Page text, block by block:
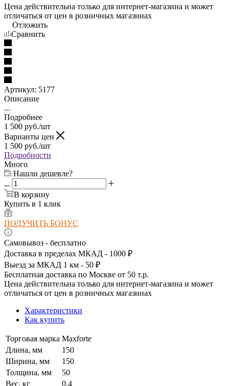
Цена действительна только для интернет-магазина и может
отличаться от цен в розничных магазинах
Отложить
Сравнить
Артикул: 5177
Описание
...
Подробнее
1 500 руб./шт
Варианты цен
1 500 руб./шт
Подробности
Много
Нашли дешевле?
В корзину
Купить в 1 клик
ПОЛУЧИТЬ БОНУС
Самовывоз - бесплатно
Доставка в пределах МКАД - 1000 ₽
Выезд за МКАД 1 км - 50 ₽
Бесплатная доставка по Москве от 50 т.р.
Цена действительна только для интернет-магазина и может
отличаться от цен в розничных магазинах
Характеристики
Как купить
Торговая марка Maxforte
Длина, мм
150
Ширина, мм
150
Толщина, мм
50
Вес, кг
0,4